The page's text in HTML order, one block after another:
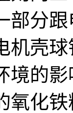
部分
机壳
境的
氧化